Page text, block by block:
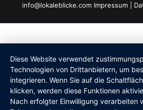
info@lokaleblicke.com Impressum
Diese Website verwendet
Technologien von Drittanbietern, um
integrieren. Wenn Sie auf die
klicken, werden diese Funktionen
Nach erfolgter Einwilligung verarbeiten